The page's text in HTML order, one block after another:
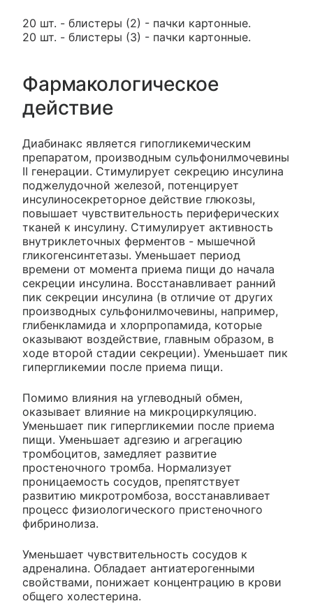
20 шт. - блистеры (2) - пачки картонные.
20 шт. - блистеры (3) - пачки картонные.
Фармакологическое
действие
Диабинакс является гипогликемическим
препаратом, производным сульфонилмочевины
II генерации. Стимулирует секрецию инсулина
поджелудочной железой, потенцирует
инсулиносекреторное действие глюкозы,
повышает чувствительность периферических
тканей к инсулину. Стимулирует активность
внутриклеточных ферментов - мышечной
гликогенсинтетазы. Уменьшает период
времени от момента приема пищи до начала
секреции инсулина. Восстанавливает ранний
пик секреции инсулина (в отличие от других
производных сульфонилмочевины, например,
глибенкламида и хлорпропамида, которые
оказывают воздействие, главным образом, в
ходе второй стадии секреции). Уменьшает пик
гипергликемии после приема пищи.
Помимо влияния на углеводный обмен,
оказывает влияние на микроциркуляцию.
Уменьшает пик гипергликемии после приема
пищи. Уменьшает адгезию и агрегацию
тромбоцитов, замедляет развитие
простеночного тромба. Нормализует
проницаемость сосудов, препятствует
развитию микротромбоза, восстанавливает
процесс физиологического пристеночного
фибринолиза.
Уменьшает чувствительность сосудов к
адреналина. Обладает антиатерогенными
свойствами, понижает концентрацию в крови
общего холестерина.